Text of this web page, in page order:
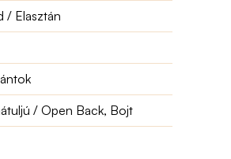
/ Elasztán
/ Open Back, Bojt